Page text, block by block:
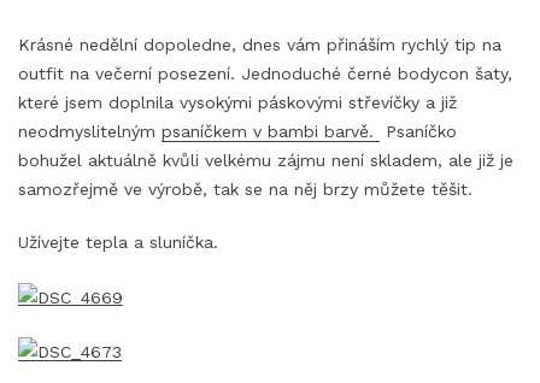
Krásné nedělní dopoledne, dnes vám přináším rychlý tip na
outfit na večerní posezení. Jednoduché černé bodycon šaty,
které jsem doplnila vysokými páskovými střevíčky a již
neodmyslitelným psaníčkem v bambi barvě.
Psaníčko
bohužel aktuálně kvůli velkému zájmu není skladem, ale již je
samozřejmě ve výrobě, tak se na něj brzy můžete těšit.
Užívejte tepla a sluníčka.